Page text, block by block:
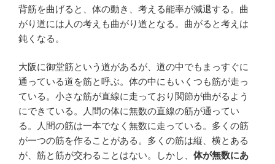
背筋を曲げると、体の動き、考える能率が減退する。曲
がり道には人の考えも曲がり道となる。曲がると考えは
鈍くなる。
大阪に御堂筋という道があるが、道の中でもまっすぐに
通っている道を筋と呼ぶ。体の中にもいくつも筋が走っ
ている。小さな筋が直線に走っており関節が曲がるよう
にできている。人間の体に無数の直線の筋が通ってい
る。人間の筋は一本でなく無数に走っている。多くの筋
が一つの筋を作ることがある。多くの筋は縦、横とある
が、筋と筋が交わることはない。しかし、 体が無数にあ